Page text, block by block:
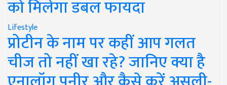
को मिलेगा डबल फायदा
Lifestyle
प्रोटीन के नाम पर कहीं आप गलत
चीज तो नहीं खा रहे? जानिए क्या है